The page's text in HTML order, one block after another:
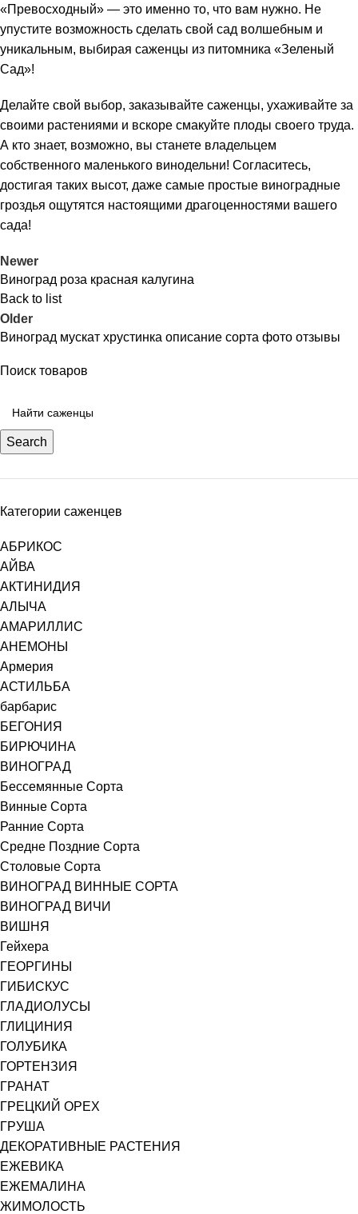
Поиск товаров
Search
Категории саженцев
АБРИКОС
АЙВА
АКТИНИДИЯ
АЛЫЧА
АМАРИЛЛИС
АНЕМОНЫ
Армерия
АСТИЛЬБА
барбарис
БЕГОНИЯ
БИРЮЧИНА
ВИНОГРАД
Бессемянные Сорта
Винные Сорта
Ранние Сорта
Средне Поздние Сорта
Столовые Сорта
ВИНОГРАД ВИННЫЕ СОРТА
ВИНОГРАД ВИЧИ
ВИШНЯ
Гейхера
ГЕОРГИНЫ
ГИБИСКУС
ГЛАДИОЛУСЫ
ГЛИЦИНИЯ
ГОЛУБИКА
ГОРТЕНЗИЯ
ГРАНАТ
ГРЕЦКИЙ ОРЕХ
ГРУША
ДЕКОРАТИВНЫЕ РАСТЕНИЯ
ЕЖЕВИКА
ЕЖЕМАЛИНА
ЖИМОЛОСТЬ
«Превосходный» — это именно то, что вам нужно. Не
упустите возможность сделать свой сад волшебным и
уникальным, выбирая саженцы из питомника «Зеленый
Сад»!
Делайте свой выбор, заказывайте саженцы, ухаживайте за
своими растениями и вскоре смакуйте плоды своего труда.
А кто знает, возможно, вы станете владельцем
собственного маленького винодельни! Согласитесь,
достигая таких высот, даже самые простые виноградные
гроздья ощутятся настоящими драгоценностями вашего
сада!
Newer
Виноград роза красная калугина
Back to list
Older
Виноград мускат хрустинка описание сорта фото отзывы